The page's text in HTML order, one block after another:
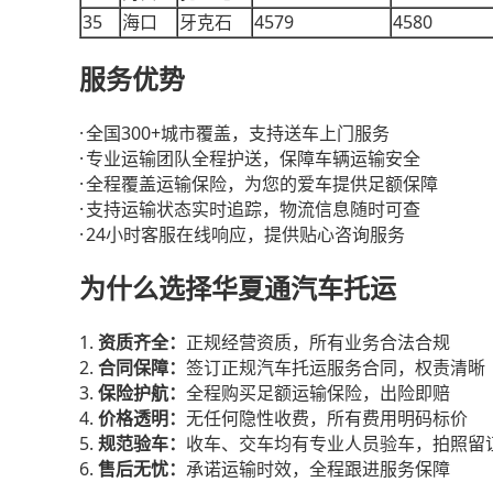
35
海口 牙克石 4579 4580
服务优势
·全国300+城市覆盖，支持送车上门服务
· 专业运输团队全程护送，保障车辆运输安全
·全程覆盖运输保险，为您的爱车提供足额保障
· 支持运输状态实时追踪，物流信息随时可查
·24小时客服在线响应，提供贴心咨询服务
为什么选择华夏通汽车托运
1. 资质齐全： 正规经营资质，所有业务合法合规
2. 合同保障： 签订正规汽车托运服务合同，权责清晰
3. 保险护航： 全程购买足额运输保险，出险即赔
4. 价格透明： 无任何隐性收费，所有费用明码标价
5. 规范验车： 收车、交车均有专业人员验车，拍照留
6. 售后无忧： 承诺运输时效，全程跟进服务保障